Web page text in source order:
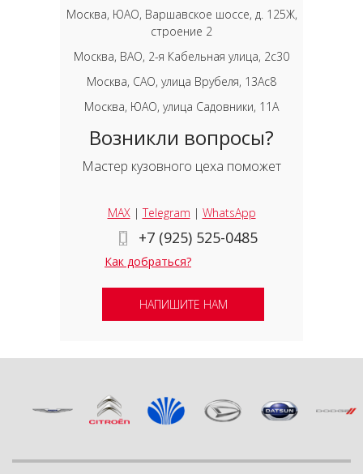
Москва, ЮАО, Варшавское шоссе, д. 125Ж,
строение 2
Москва, ВАО, 2-я Кабельная улица, 2с30
Москва, САО, улица Врубеля, 13Ас8
Москва, ЮАО, улица Садовники, 11А
Возникли вопросы?
Мастер кузовного цеха поможет
MAX|Telegram | WhatsApp
+7 (925) 525-0485
Как добраться?
НАПИШИТЕ НАМ